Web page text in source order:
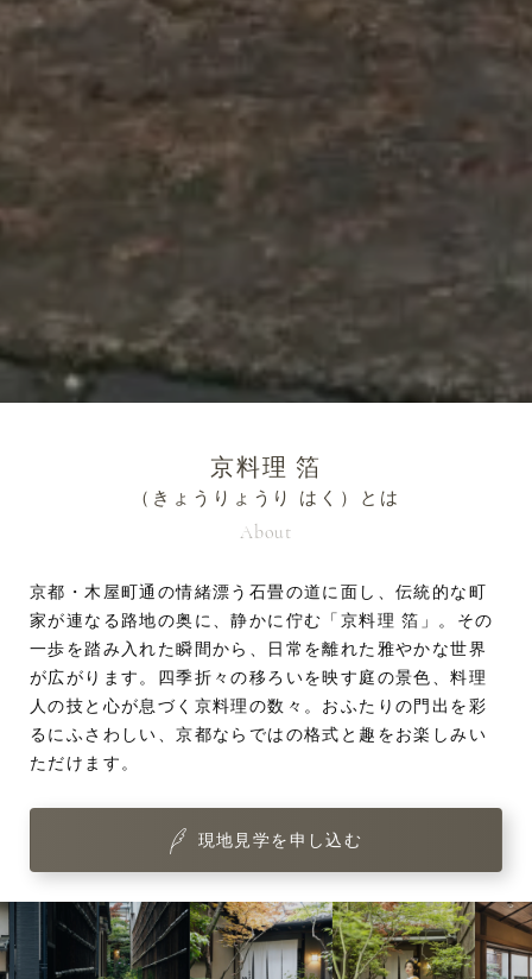
京料理 箔
（きょうりょうり はく）とは
About
京都・木屋町通の情緒漂う石畳の道に面し、伝統的な町
家が連なる路地の奥に、静かに佇む「京料理 箔」。その
一歩を踏み入れた瞬間から、日常を離れた雅やかな世界
が広がります。四季折々の移ろいを映す庭の景色、料理
人の技と心が息づく京料理の数々。おふたりの門出を彩
るにふさわしい、京都ならではの格式と趣をお楽しみい
ただけます。
現地見学を申し込む